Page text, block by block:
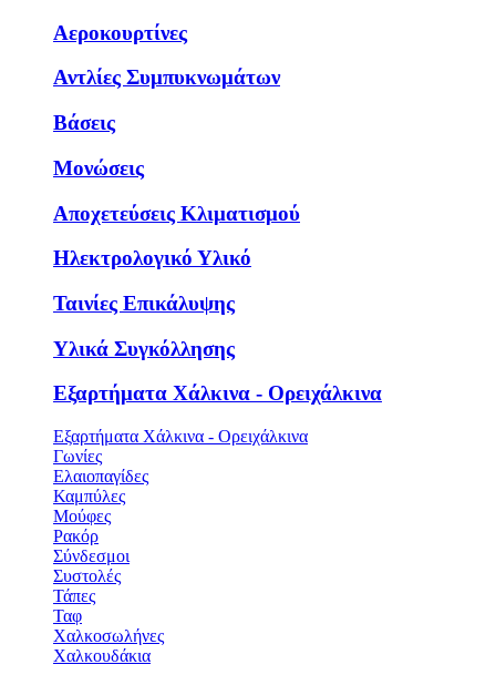
Αεροκουρτίνες
Αντλίες Συμπυκνωμάτων
Βάσεις
Μονώσεις
Αποχετεύσεις Κλιματισμού
Ηλεκτρολογικό Υλικό
Ταινίες Επικάλυψης
Υλικά Συγκόλλησης
Εξαρτήματα Χάλκινα - Ορειχάλκινα
Εξαρτήματα Χάλκινα - Ορειχάλκινα
Γωνίες
Ελαιοπαγίδες
Καμπύλες
Μούφες
Ρακόρ
Σύνδεσμοι
Συστολές
Τάπες
Ταφ
Χαλκοσωλήνες
Χαλκουδάκια